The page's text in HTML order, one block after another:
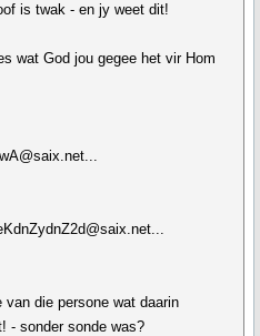
is twak - en jy weet dit!
wat God jou gegee het vir Hom
van die persone wat daarin
- sonder sonde was?